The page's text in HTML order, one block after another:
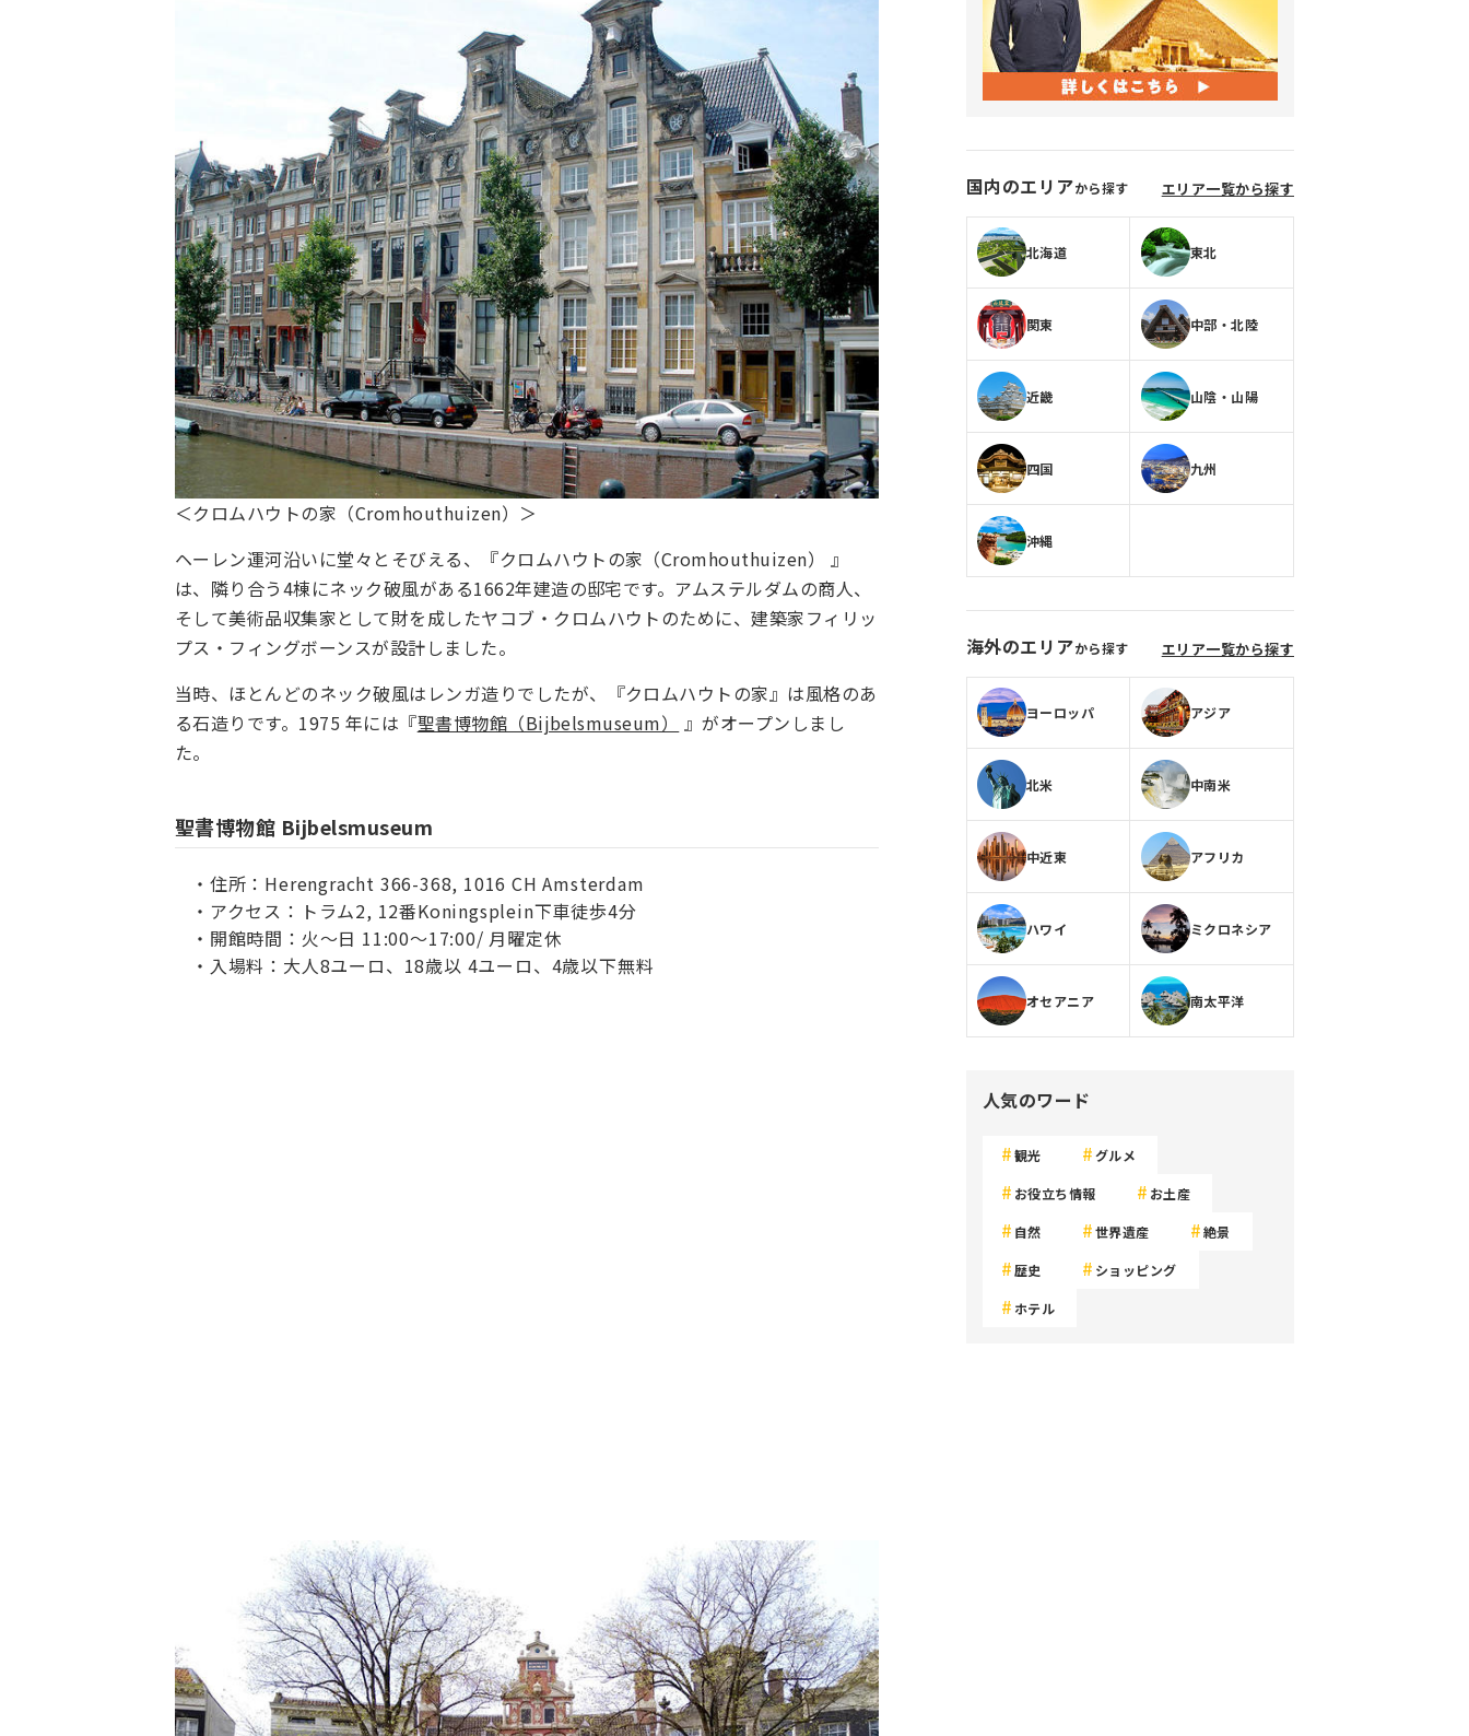
＜クロムハウトの家（Cromhouthuizen）＞
ヘーレン運河沿いに堂々とそびえる、『クロムハウトの家（Cromhouthuizen） 』
は、隣り合う4棟にネック破風がある1662年建造の邸宅です。アムステルダムの商人、
そして美術品収集家として財を成したヤコブ・クロムハウトのために、建築家フィリッ
プス・フィングボーンスが設計しました。
当時、ほとんどのネック破風はレンガ造りでしたが、『クロムハウトの家』は風格のあ
る石造りです。1975 年には『聖書博物館（Bijbelsmuseum）
』がオープンしまし
た。
聖書博物館 Bijbelsmuseum
住所：Herengracht 366-368, 1016 CH Amsterdam
アクセス：トラム2, 12番Koningsplein下車徒歩4分
開館時間：火～日 11:00～17:00/ 月曜定休
入場料：大人8ユーロ、18歳以 4ユーロ、4歳以下無料
国内のエリアから探す エリア一覧から探す
北海道 東北
関東 中部・北陸
近畿 山陰・山陽
四国 九州
沖縄
海外のエリアから探す エリア一覧から探す
ヨーロッパ アジア
北米 中南米
中近東 アフリカ
ハワイ ミクロネシア
オセアニア 南太平洋
人気のワード
観光 グルメ
お役立ち情報 お土産
自然 世界遺産 絶景
歴史 ショッピング
ホテル